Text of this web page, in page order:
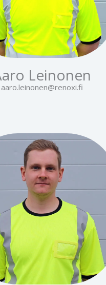
Leinonen
aaro.leinonen@renoxi.fi